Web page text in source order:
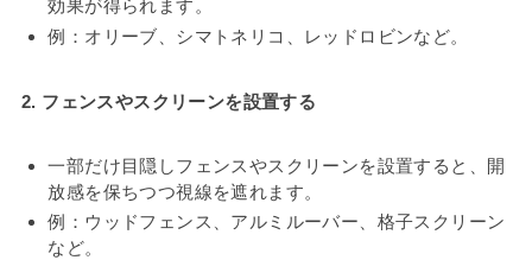
効果が得られます。
例：オリーブ、シマトネリコ、レッドロビンなど。
2. フェンスやスクリーンを設置する
一部だけ目隠しフェンスやスクリーンを設置すると、開
放感を保ちつつ視線を遮れます。
例：ウッドフェンス、アルミルーバー、格子スクリーン
など。